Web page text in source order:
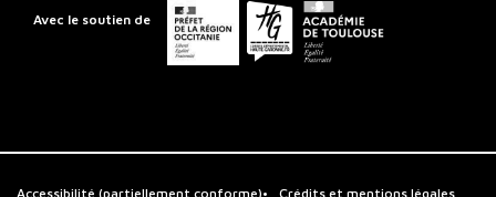
Avec le soutien de
Préfet
de
la
Conseil
départemental
Académie
de
Accessibilité (partiellement conforme) Crédits et mentions légales